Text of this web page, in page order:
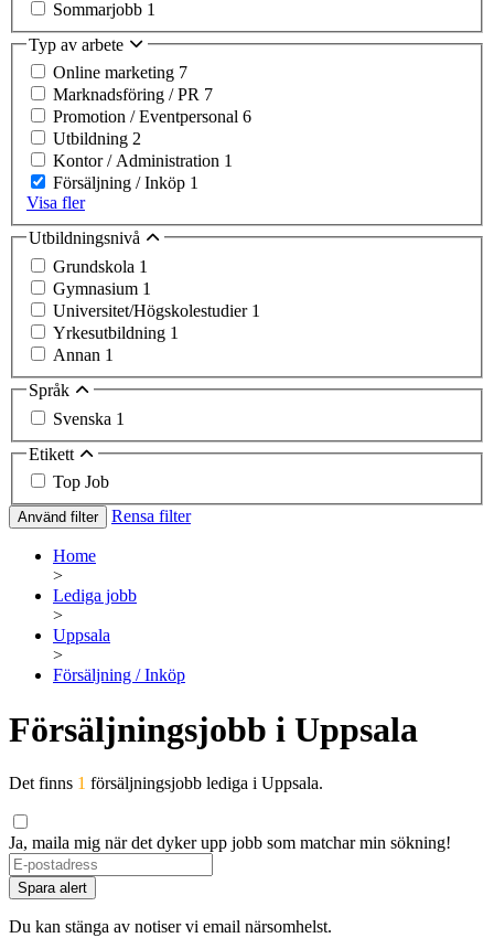
Sommarjobb 1
Typ av arbete
Online marketing 7
Marknadsföring / PR 7
Promotion / Eventpersonal 6
Utbildning 2
Kontor / Administration 1
Försäljning / Inköp 1
Visa fler
Utbildningsnivå
Grundskola 1
Gymnasium 1
Universitet/Högskolestudier 1
Yrkesutbildning 1
Annan 1
Språk
Svenska 1
Etikett
Top Job
Använd filter Rensa filter
Home
>
Lediga jobb
>
Uppsala
>
Försäljning / Inköp
Försäljningsjobb i Uppsala
Det finns 1 försäljningsjobb lediga i Uppsala.
Ja, maila mig när det dyker upp jobb som matchar min sökning!
If
you
are
a
Spara alert
Du kan stänga av notiser vi email närsomhelst.